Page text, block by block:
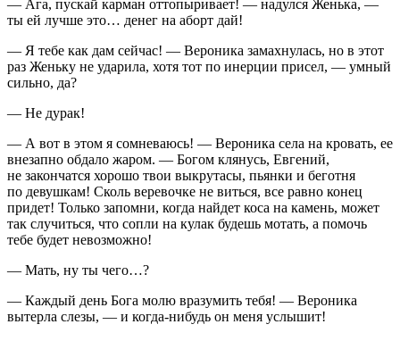
— Ага, пускай карман оттопыривает! — надулся Женька, —
ты ей лучше это… денег на аборт дай!
— Я тебе как дам сейчас! — Вероника замахнулась, но в этот
раз Женьку не ударила, хотя тот по инерции присел, — умный
сильно, да?
— Не дурак!
— А вот в этом я сомневаюсь! — Вероника села на кровать, ее
внезапно обдало жаром. — Богом клянусь, Евгений,
не закончатся хорошо твои выкрутасы, пьянки и беготня
по девушкам! Сколь веревочке не виться, все равно конец
придет! Только запомни, когда найдет коса на камень, может
так случиться, что сопли на кулак будешь мотать, а помочь
тебе будет невозможно!
— Мать, ну ты чего…?
— Каждый день Бога молю вразумить тебя! — Вероника
вытерла слезы, — и когда-нибудь он меня услышит!